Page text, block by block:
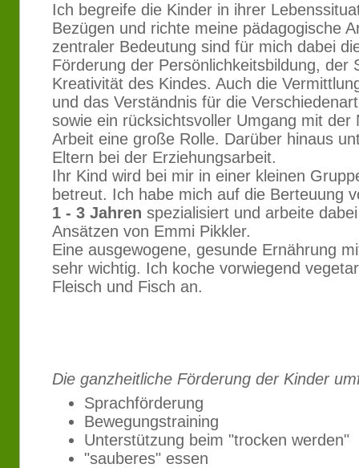
Ich begreife die Kinder in ihrer
Bezügen und richte meine pädagogische
zentraler Bedeutung sind für mich dabei
Förderung der Persönlichkeitsbildung, der
Kreativität des Kindes. Auch die
und das Verständnis für die
sowie ein rücksichtsvoller Umgang mit der
Arbeit eine große Rolle. Darüber hinaus
Eltern bei der Erziehungsarbeit.
Ihr Kind wird bei mir in einer kleinen
betreut. Ich habe mich auf die Berteuung
1 - 3 Jahren spezialisiert und arbeite
Ansätzen von Emmi Pikkler.
Eine ausgewogene, gesunde Ernährung
sehr wichtig. Ich koche vorwiegend
Fleisch und Fisch an.
Die ganzheitliche Förderung der Kinder
Sprachförderung
Bewegungstraining
Unterstützung beim "trocken werden"
"sauberes" essen